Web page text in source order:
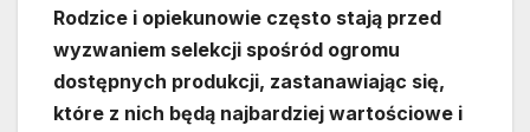
Rodzice i opiekunowie często stają przed
wyzwaniem selekcji spośród ogromu
dostępnych produkcji, zastanawiając się,
które z nich będą najbardziej wartościowe i